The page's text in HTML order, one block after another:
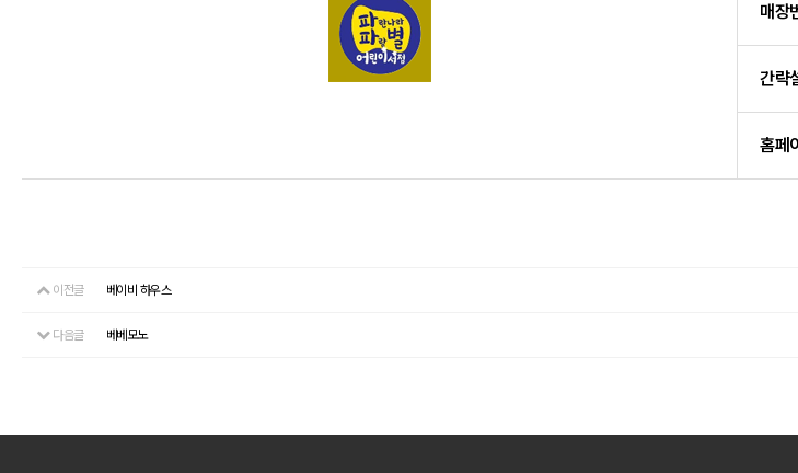
매장
간략
홈페
이전글 베이비 하우스
다음글 베베모노